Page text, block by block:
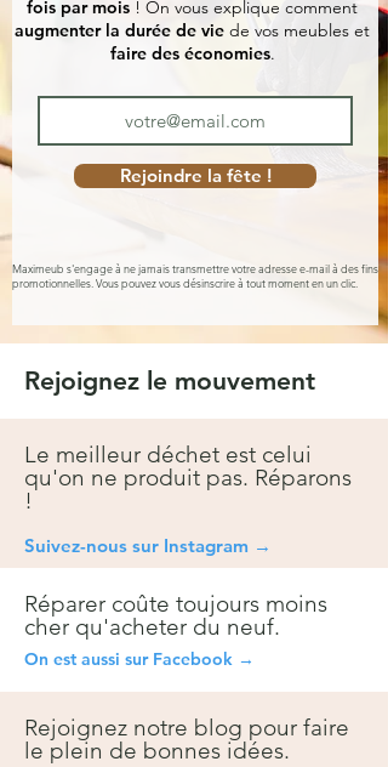
fois par mois ! On vous explique comment
augmenter la durée de vie de vos meubles et
faire des économies.
Rejoindre la fête !
Maximeub s'engage à ne jamais transmettre votre adresse e-mail à des fins
promotionnelles. Vous pouvez vous désinscrire à tout moment en un clic.
Rejoignez le mouvement
Le meilleur déchet est celui
qu'on ne produit pas. Réparons
!
Suivez-nous sur Instagram →
Réparer coûte toujours moins
cher qu'acheter du neuf.
On est aussi sur Facebook →
Rejoignez notre blog pour faire
le plein de bonnes idées.